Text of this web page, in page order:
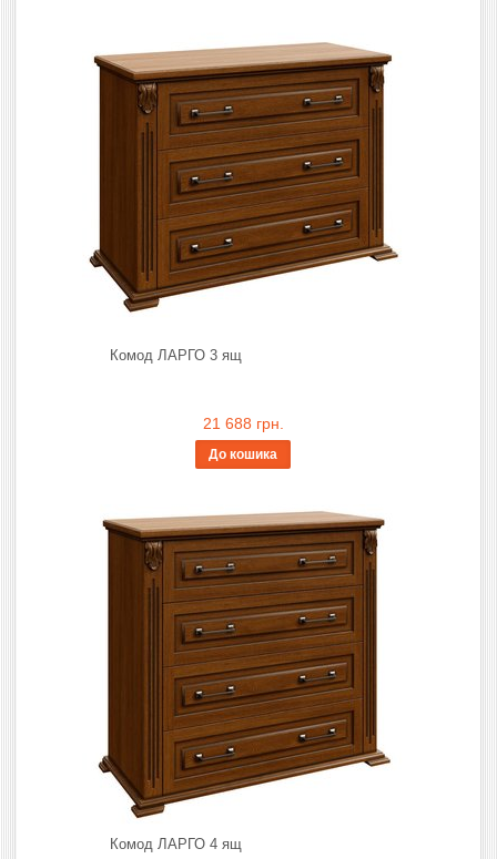
Комод ЛАРГО 3 ящ
21 688 грн.
До кошика
Комод ЛАРГО 4 ящ